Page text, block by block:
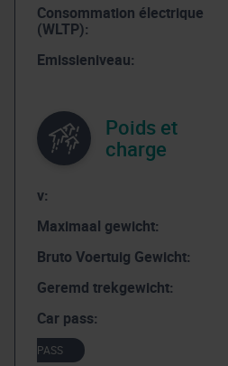
Consommation électrique
(WLTP):
Emissieniveau:
Poids et
charge
v:
Maximaal gewicht:
Bruto Voertuig Gewicht:
Geremd trekgewicht:
Car pass:
PASS